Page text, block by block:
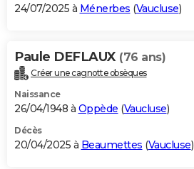
24/07/2025 à Ménerbes (Vaucluse)
Paule DEFLAUX (76 ans)
Créer une cagnotte obsèques
Naissance
26/04/1948 à Oppède (Vaucluse)
Décès
20/04/2025 à Beaumettes (Vaucluse)